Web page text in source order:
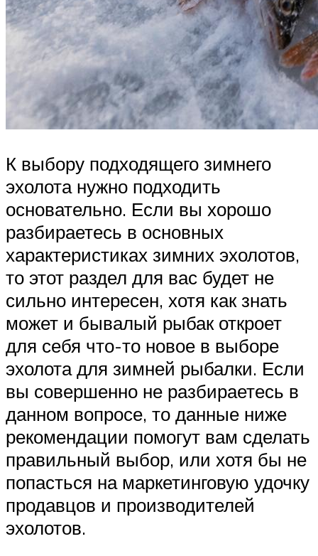
К выбору подходящего зимнего
эхолота нужно подходить
основательно. Если вы хорошо
разбираетесь в основных
характеристиках зимних эхолотов,
то этот раздел для вас будет не
сильно интересен, хотя как знать
может и бывалый рыбак откроет
для себя что-то новое в выборе
эхолота для зимней рыбалки. Если
вы совершенно не разбираетесь в
данном вопросе, то данные ниже
рекомендации помогут вам сделать
правильный выбор, или хотя бы не
попасться на маркетинговую удочку
продавцов и производителей
эхолотов.